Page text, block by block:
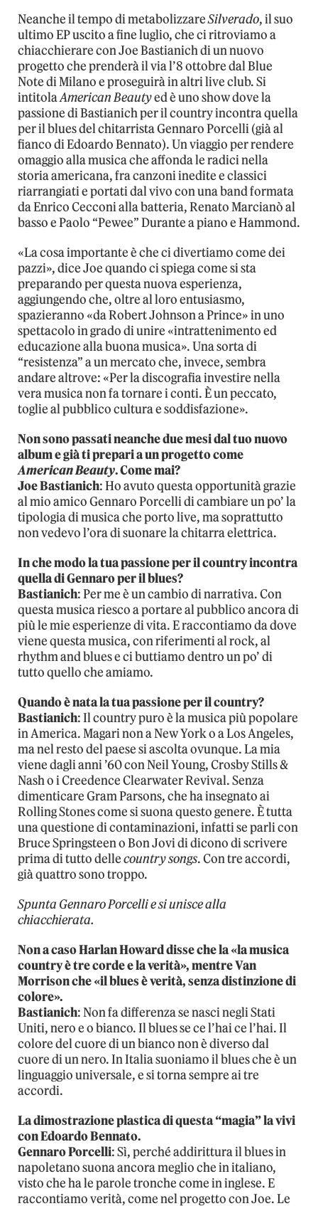
Neanche il tempo di metabolizzareSilverado, il suo
ultimo EP uscito a fine luglio, che ci ritroviamo a
chiacchierare con Joe Bastianich di un nuovo
progetto che prenderà il via l’8 ottobre dal Blue
Note di Milano e proseguirà in altri live club. Si
intitolaAmerican Beautyed è uno show dove la
passione di Bastianich per il country incontra quella
per il blues del chitarrista Gennaro Porcelli (già al
fianco di Edoardo Bennato). Un viaggio per rendere
omaggio alla musica che affonda le radici nella
storia americana, fra canzoni inedite e classici
riarrangiati e portati dal vivo con una band formata
da Enrico Cecconi alla batteria, Renato Marcianò al
basso e Paolo “Pewee” Durante a piano e Hammond.
«La cosa importante è che ci divertiamo come dei
pazzi», dice Joe quando ci spiega come si sta
preparando per questa nuova esperienza,
aggiungendo che, oltre al loro entusiasmo,
spazieranno «da Robert Johnson a Prince» in uno
spettacolo in grado di unire «intrattenimento ed
educazione alla buona musica». Una sorta di
“resistenza” a un mercato che, invece, sembra
andare altrove: «Per la discografia investire nella
vera musica non fa tornare i conti. È un peccato,
toglie al pubblico cultura e soddisfazione».
Non sono passati neanche due mesi dal tuo nuovo
album e già ti prepari a un progetto come
American Beauty. Come mai?
Joe Bastianich: Ho avuto questa opportunità grazie
al mio amico Gennaro Porcelli di cambiare un po’ la
tipologia di musica che porto live, ma soprattutto
non vedevo l’ora di suonare la chitarra elettrica.
In che modo la tua passione per il country incontra
quella di Gennaro per il blues?
Bastianich: Per me è un cambio di narrativa. Con
questa musica riesco a portare al pubblico ancora di
più le mie esperienze di vita. E raccontiamo da dove
viene questa musica, con riferimenti al rock, al
rhythm and blues e ci buttiamo dentro un po’ di
tutto quello che amiamo.
Quando è nata la tua passione per il country?
Bastianich: Il country puro è la musica più popolare
in America. Magari non a New York o a Los Angeles,
ma nel resto del paese si ascolta ovunque. La mia
viene dagli anni ’60 con Neil Young, Crosby Stills &
Nash o i Creedence Clearwater Revival. Senza
dimenticare Gram Parsons, che ha insegnato ai
Rolling Stones come si suona questo genere. È tutta
una questione di contaminazioni, infatti se parli con
Bruce Springsteen o Bon Jovi di dicono di scrivere
prima di tutto dellecountry songs. Con tre accordi,
già quattro sono troppo.
Spunta Gennaro Porcelli e si unisce alla
chiacchierata.
Non a caso Harlan Howard disse che la «la musica
country è tre corde e la verità», mentre Van
Morrison che «il blues è verità, senza distinzione di
colore».
Bastianich: Non fa differenza se nasci negli Stati
Uniti, nero e o bianco. Il blues se ce l’hai ce l’hai. Il
colore del cuore di un bianco non è diverso dal
cuore di un nero. In Italia suoniamo il blues che è un
linguaggio universale, e si torna sempre ai tre
accordi.
La dimostrazione plastica di questa “magia” la vivi
con Edoardo Bennato.
Gennaro Porcelli: Sì, perché addirittura il blues in
napoletano suona ancora meglio che in italiano,
visto che ha le parole tronche come in inglese. E
raccontiamo verità, come nel progetto con Joe. Le